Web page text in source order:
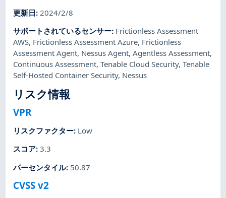
更新日: 2024/2/8
サポートされているセンサー: Frictionless Assessment
AWS, Frictionless Assessment Azure, Frictionless
Assessment Agent, Nessus Agent,Agentless Assessment,
Continuous Assessment,Tenable Cloud Security,Tenable
Self-Hosted Container Security, Nessus
リスク情報
VPR
リスクファクター: Low
スコア:3.3
パーセンタイル: 50.87
CVSS v2